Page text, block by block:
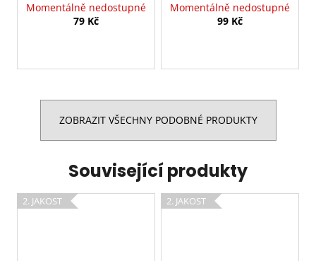
Momentálně nedostupné
79 Kč
Momentálně nedostupné
99 Kč
ZOBRAZIT VŠECHNY PODOBNÉ PRODUKTY
Související produkty
2. JAKOST 2. JAKOST